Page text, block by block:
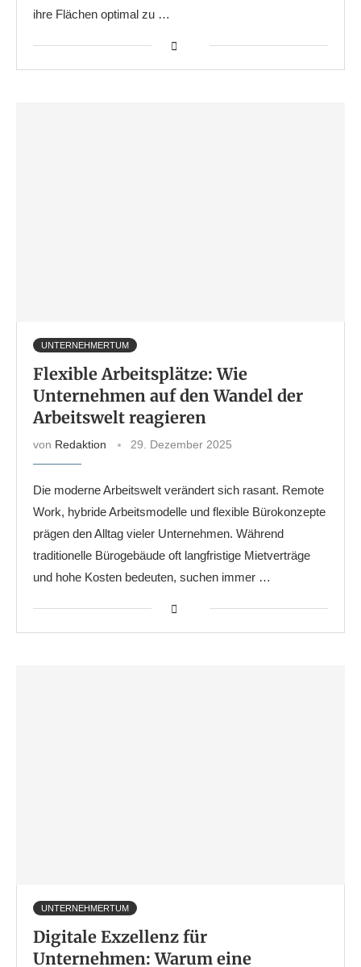
ihre Flächen optimal zu …
UNTERNEHMERTUM
Flexible Arbeitsplätze: Wie
Unternehmen auf den Wandel der
Arbeitswelt reagieren
von Redaktion 29. Dezember 2025
Die moderne Arbeitswelt verändert sich rasant. Remote
Work, hybride Arbeitsmodelle und flexible Bürokonzepte
prägen den Alltag vieler Unternehmen. Während
traditionelle Bürogebäude oft langfristige Mietverträge
und hohe Kosten bedeuten, suchen immer …
UNTERNEHMERTUM
Digitale Exzellenz für
Unternehmen: Warum eine